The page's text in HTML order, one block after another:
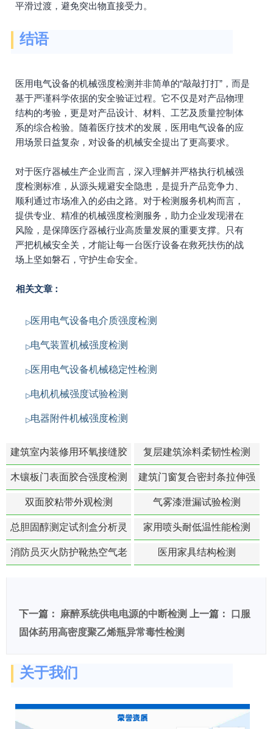
平滑过渡，避免突出物直接受力。
结语
医用电气设备的机械强度检测并非简单的“敲敲打打”，而是
基于严谨科学依据的安全验证过程。它不仅是对产品物理
结构的考验，更是对产品设计、材料、工艺及质量控制体
系的综合检验。随着医疗技术的发展，医用电气设备的应
用场景日益复杂，对设备的机械安全提出了更高要求。
对于医疗器械生产企业而言，深入理解并严格执行机械强
度检测标准，从源头规避安全隐患，是提升产品竞争力、
顺利通过市场准入的必由之路。对于检测服务机构而言，
提供专业、精准的机械强度检测服务，助力企业发现潜在
风险，是保障医疗器械行业高质量发展的重要支撑。只有
严把机械安全关，才能让每一台医疗设备在救死扶伤的战
场上坚如磐石，守护生命安全。
相关文章：
医用电气设备电介质强度检测
电气装置机械强度检测
医用电气设备机械稳定性检测
电机机械强度试验检测
电器附件机械强度检测
建筑室内装修用环氧接缝胶
苯含量检测
复层建筑涂料柔韧性检测
木镶板门表面胶合强度检测
建筑门窗复合密封条拉伸强
度-硬质塑料材料检测
双面胶粘带外观检测 气雾漆泄漏试验检测
总胆固醇测定试剂盒分析灵
敏度检测
家用喷头耐低温性能检测
消防员灭火防护靴热空气老
医用家具结构检测
下一篇： 麻醉系统供电电源的中断检测 上一篇：
口服
固体药用高密度聚乙烯瓶异常毒性检测
关于我们